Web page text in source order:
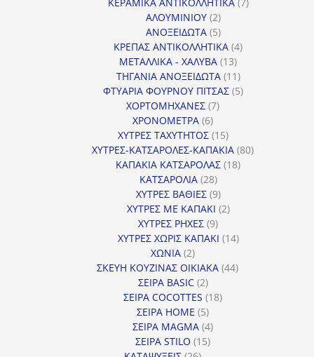
ΑΛΟΥΜΙΝΙΟΥ 22
προϊόντα
ΑΝΟΞΕΙΔΩΤΑ 55
προϊόντα
ΚΡΕΠΑΣ ΑΝΤΙΚΟΛΛΗΤΙΚΑ 44
ΜΕΤΑΛΛΙΚΑ - ΧΑΛΥΒΑ 1313
προϊόντα
ΤΗΓΑΝΙΑ ΑΝΟΞΕΙΔΩΤΑ 1111
προϊόντα
ΦΤΥΑΡΙΑ ΦΟΥΡΝΟΥ ΠΙΤΣΑΣ 55
ΧΟΡΤΟΜΗΧΑΝΕΣ 77
ΧΡΟΝΟΜΕΤΡΑ 66
προϊόντα
ΧΥΤΡΕΣ ΤΑΧΥΤΗΤΟΣ 1515
προϊόντα
ΧΥΤΡΕΣ-ΚΑΤΣΑΡΟΛΕΣ-ΚΑΠΑΚΙΑ 8080
ΚΑΠΑΚΙΑ ΚΑΤΣΑΡΟΛΑΣ 1818
ΚΑΤΣΑΡΟΛΙΑ 2828
προϊόντα
ΧΥΤΡΕΣ ΒΑΘΙΕΣ 99
προϊόντα
ΧΥΤΡΕΣ ΜΕ ΚΑΠΑΚΙ 22
ΧΥΤΡΕΣ ΡΗΧΕΣ 99
προϊόντα
ΧΥΤΡΕΣ ΧΩΡΙΣ ΚΑΠΑΚΙ 1414
ΧΩΝΙΑ 22
προϊόντα
ΣΚΕΥΗ ΚΟΥΖΙΝΑΣ ΟΙΚΙΑΚΑ 4444
ΣΕΙΡΑ BASIC 22
προϊόντα
ΣΕΙΡΑ COCOTTES 1818
ΣΕΙΡΑ HOME 55
προϊόντα
ΣΕΙΡΑ MAGMA 44
προϊόντα
ΣΕΙΡΑ STILO 1515